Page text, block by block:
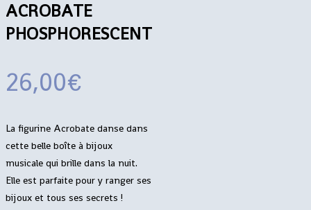
ACROBATE
PHOSPHORESCENT
26,00€
La figurine Acrobate danse dans
cette belle boîte à bijoux
musicale qui brille dans la nuit.
Elle est parfaite pour y ranger ses
bijoux et tous ses secrets !